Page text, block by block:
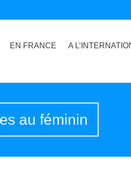
EN FRANCE A
au féminin